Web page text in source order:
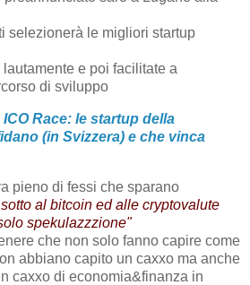
selezionerà le migliori startup
e poi facilitate a
di sviluppo
ICO Race: le startup della
(in Svizzera) e che vinca
pieno di fessi che sparano
al bitcoin ed alle cryptovalute
spekulazzzione"
che non solo fanno capire come
abbiano capito un caxxo ma anche
caxxo di economia&finanza in